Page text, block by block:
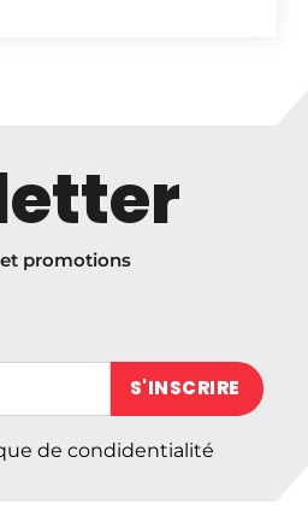
promotions
(obligatoire)
de condidentialité